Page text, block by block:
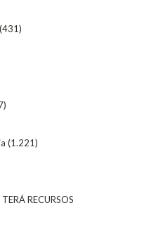
(431)
(1.221)
RECURSOS